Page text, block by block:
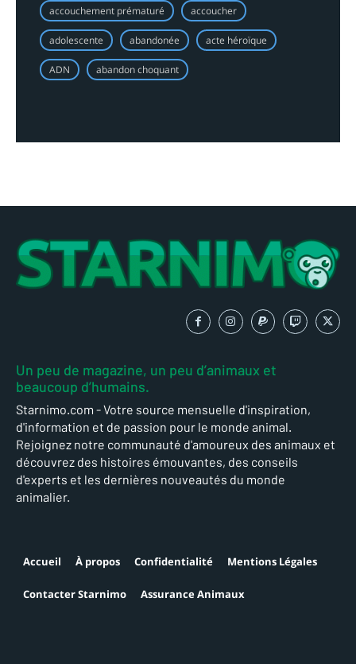
accouchement prématuré accoucher
adolescente abandonée acte héroïque
ADN abandon choquant
Un peu de magazine, un peu d’animaux et
beaucoup d’humains.
Starnimo.com - Votre source mensuelle d'inspiration,
d'information et de passion pour le monde animal.
Rejoignez notre communauté d'amoureux des animaux et
découvrez des histoires émouvantes, des conseils
d'experts et les dernières nouveautés du monde
animalier.
Accueil À propos Confidentialité Mentions Légales
Contacter Starnimo Assurance Animaux